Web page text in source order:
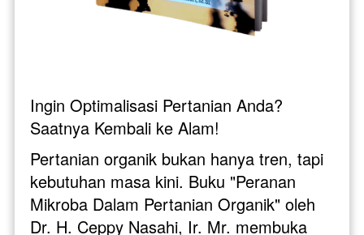
Ingin Optimalisasi Pertanian Anda?
Saatnya Kembali ke Alam!
Pertanian organik bukan hanya tren, tapi
kebutuhan masa kini. Buku "Peranan
Mikroba Dalam Pertanian Organik" oleh
Dr. H. Ceppy Nasahi, Ir. Mr. membuka